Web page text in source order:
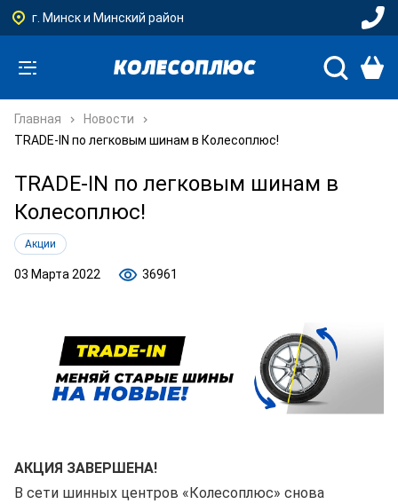
г. Минск и Минский район
Главная
Новости
TRADE-IN по легковым шинам в Колесоплюс!
TRADE-IN по легковым шинам в
Колесоплюс!
Акции
03 Марта 2022 36961
АКЦИЯ ЗАВЕРШЕНА!
В сети шинных центров «Колесоплюс» снова